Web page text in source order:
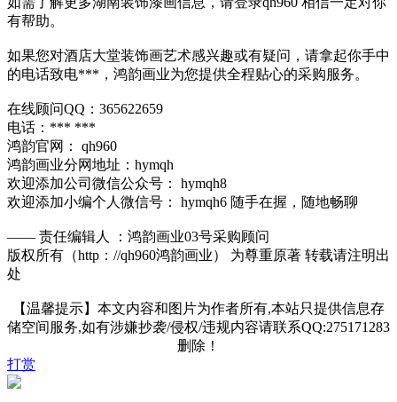
有帮助。
如果您对酒店大堂装饰画艺术感兴趣或有疑问，请拿起你手中
的电话致电***，鸿韵画业为您提供全程贴心的采购服务。
在线顾问QQ：365622659
电话：*** ***
鸿韵官网： qh960
鸿韵画业分网地址：hymqh
欢迎添加公司微信公众号： hymqh8
欢迎添加小编个人微信号： hymqh6 随手在握，随地畅聊
—— 责任编辑人 ：鸿韵画业03号采购顾问
版权所有（http：//qh960鸿韵画业） 为尊重原著 转载请注明出
处
【温馨提示】本文内容和图片为作者所有,本站只提供信息存
储空间服务,如有涉嫌抄袭/侵权/违规内容请联系QQ:275171283
删除！
打赏